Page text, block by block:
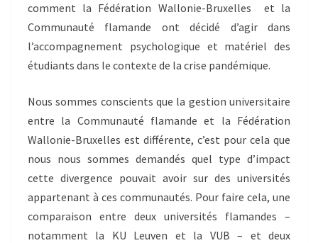
comment la Fédération Wallonie-Bruxelles et la
Communauté flamande ont décidé d’agir dans
l’accompagnement psychologique et matériel des
étudiants dans le contexte de la crise pandémique.
Nous sommes conscients que la gestion universitaire
entre la Communauté flamande et la Fédération
Wallonie-Bruxelles est différente, c’est pour cela que
nous nous sommes demandés quel type d’impact
cette divergence pouvait avoir sur des universités
appartenant à ces communautés. Pour faire cela, une
comparaison entre deux universités flamandes –
notamment la KU Leuven et la VUB – et deux